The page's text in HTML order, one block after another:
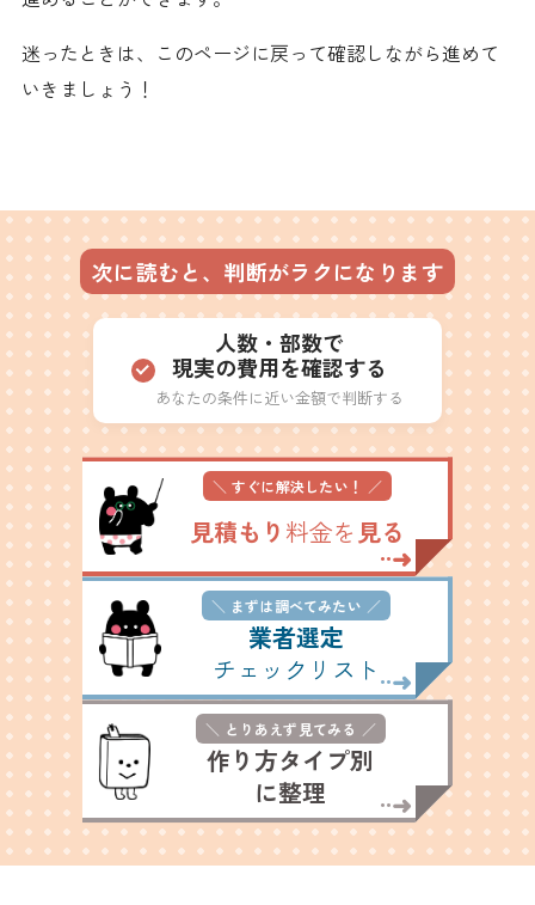
迷ったときは、このページに戻って確認しながら進めて
いきましょう！
次に読むと、判断がラクになります
人数・部数で
現実の費用を確認する
あなたの条件に近い金額で判断する
すぐに解決したい！
見積もり 料金を見る
··➜
まずは調べてみたい
業者選定
チェックリスト··➜
とりあえず見てみる
作り方タイプ別
に整理
··➜